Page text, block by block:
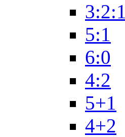
3:2:1
5:1
6:0
4:2
5+1
4+2